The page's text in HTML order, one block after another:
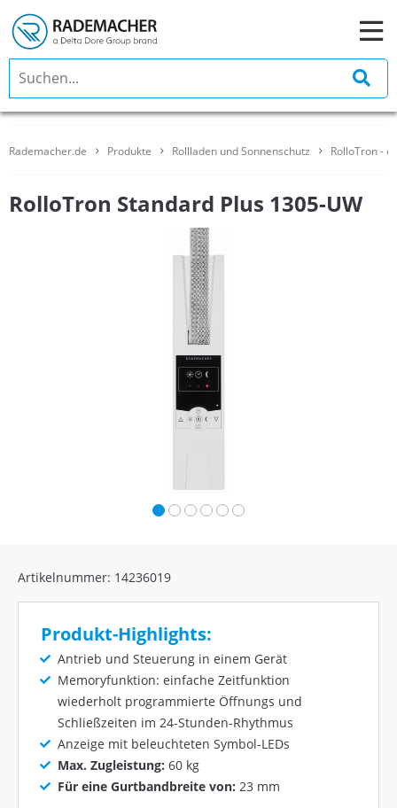
Rademacher.de Produkte Rollladen und Sonnenschutz RolloTron -
RolloTron Standard Plus 1305-UW
Artikelnummer: 14236019
Produkt-Highlights:
Antrieb und Steuerung in einem Gerät
Memoryfunktion: einfache Zeitfunktion
wiederholt programmierte Öffnungs und
Schließzeiten im 24-Stunden-Rhythmus
Anzeige mit beleuchteten Symbol-LEDs
Max. Zugleistung: 60 kg
Für eine Gurtbandbreite von: 23 mm